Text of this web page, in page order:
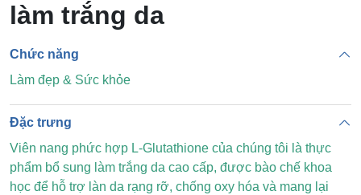
làm trắng da
Chức năng
Làm đẹp & Sức khỏe
Đặc trưng
Viên nang phức hợp L-Glutathione của chúng tôi là thực
phẩm bổ sung làm trắng da cao cấp, được bào chế khoa
học để hỗ trợ làn da rạng rỡ, chống oxy hóa và mang lại